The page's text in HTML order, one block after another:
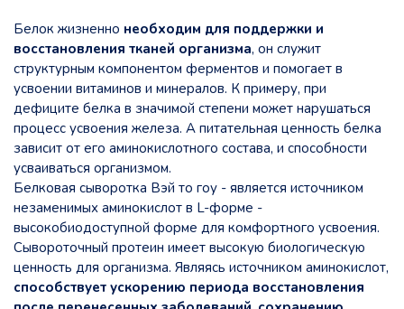
Белок жизненно необходим для поддержки и
восстановления тканей организма, он служит
структурным компонентом ферментов и помогает в
усвоении витаминов и минералов. К примеру, при
дефиците белка в значимой степени может нарушаться
процесс усвоения железа. А питательная ценность белка
зависит от его аминокислотного состава, и способности
усваиваться организмом.
Белковая сыворотка Вэй то гоу - является источником
незаменимых аминокислот в L-форме -
высокобиодоступной форме для комфортного усвоения.
Сывороточный протеин имеет высокую биологическую
ценность для организма. Являясь источником аминокислот,
способствует ускорению периода восстановления